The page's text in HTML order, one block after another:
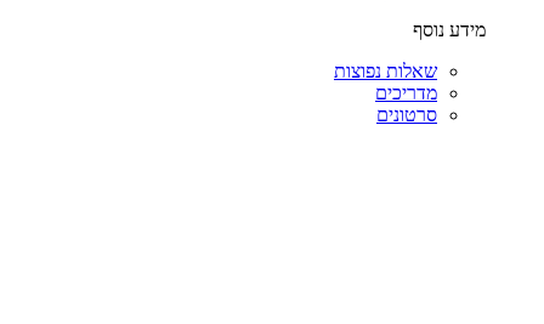
מידע נוסף
שאלות נפוצות
מדריכים
סרטונים